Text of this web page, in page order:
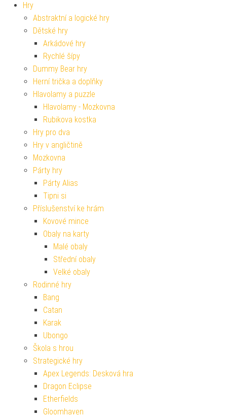
Hry
Abstraktní a logické hry
Dětské hry
Arkádové hry
Rychlé šípy
Dummy Bear hry
Herní trička a doplňky
Hlavolamy a puzzle
Hlavolamy - Mozkovna
Rubikova kostka
Hry pro dva
Hry v angličtině
Mozkovna
Párty hry
Párty Alias
Tipni si
Příslušenství ke hrám
Kovové mince
Obaly na karty
Malé obaly
Střední obaly
Velké obaly
Rodinné hry
Bang
Catan
Karak
Ubongo
Škola s hrou
Strategické hry
Apex Legends: Desková hra
Dragon Eclipse
Etherfields
Gloomhaven